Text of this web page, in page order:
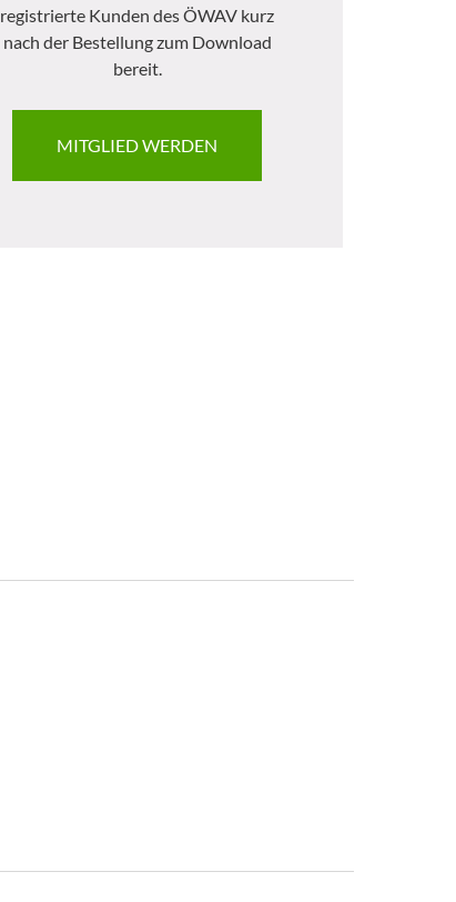
registrierte Kunden des ÖWAV kurz
nach der Bestellung zum Download
bereit.
MITGLIED WERDEN